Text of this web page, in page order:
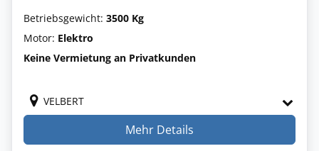
Betriebsgewicht: 3500 Kg
Motor: Elektro
Keine Vermietung an Privatkunden
VELBERT
Mehr Details